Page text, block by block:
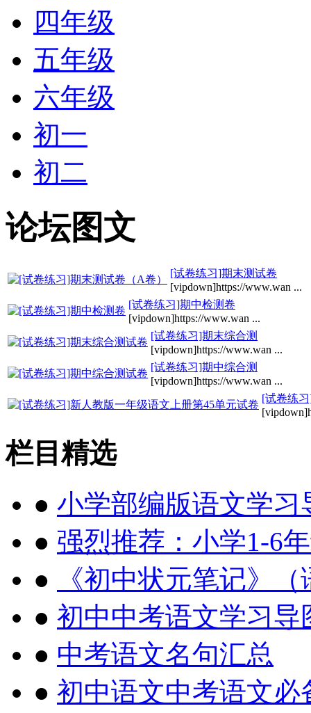
四年级
五年级
六年级
初一
初二
论坛图文
[试卷练习]期末测试卷
[vipdown]https://www.wan ...
[试卷练习]期中检测卷
[vipdown]https://www.wan ...
[试卷练习]期末综合测
[vipdown]https://www.wan ...
[试卷练习]期中综合测
[vipdown]https://www.wan ...
[试卷练
栏目精选
● 小学部编版语文学习
● 强烈推荐：小学1-6
●
《初中状元笔记》
● 初中中考语文学习导
● 中考语文名句汇总
● 初中语文中考语文必